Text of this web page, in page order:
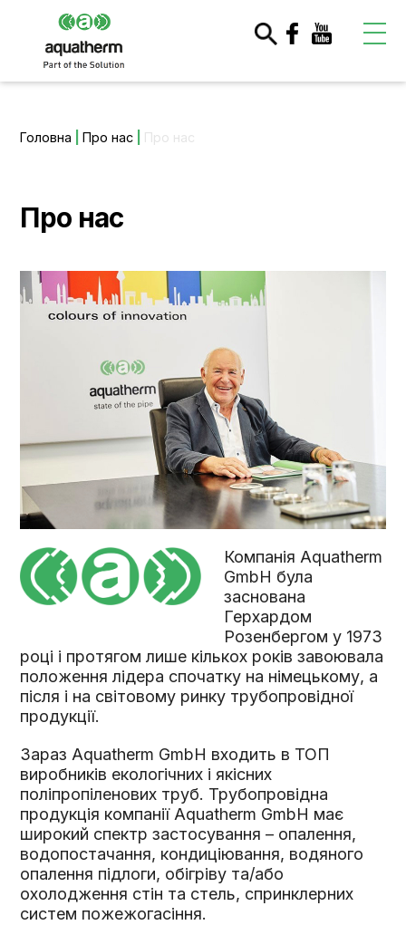
Головна |Про нас Про нас
Про нас
Компанія Аquatherm
GmbH була
заснована
Герхардом
Розенбергом у 1973
році і протягом лише кількох років завоювала
положення лідера спочатку на німецькому, а
після і на світовому ринку трубопровідної
продукції.
Зараз Аquatherm GmbH входить в ТОП
виробників екологічних і якісних
поліпропіленових труб. Трубопровідна
продукція компанії Аquatherm GmbH має
широкий спектр застосування – опалення,
водопостачання, кондиціювання, водяного
опалення підлоги, обігріву та/або
охолодження стін та стель, спринклерних
систем пожежогасіння.